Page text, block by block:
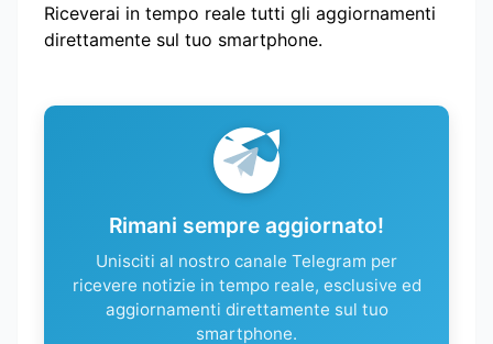
Riceverai in tempo reale tutti gli aggiornamenti
direttamente sul tuo smartphone.
Rimani sempre aggiornato!
Unisciti al nostro canale Telegram per
ricevere notizie in tempo reale, esclusive ed
aggiornamenti direttamente sul tuo
smartphone.